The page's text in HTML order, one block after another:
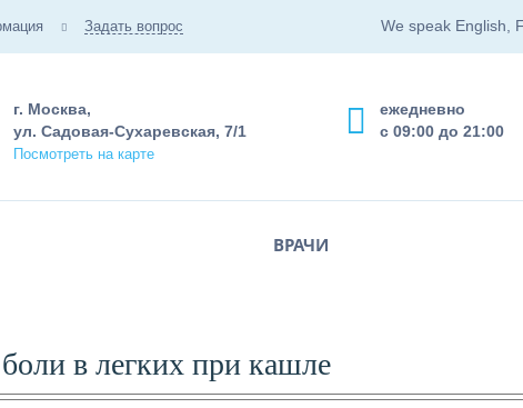
Задать вопрос We speak English,
ежедневно
с 09:00 до 21:00
г. Москва,
ул. Садовая-Сухаревская, 7/1
Посмотреть на карте
ВРАЧИ
в легких при кашле